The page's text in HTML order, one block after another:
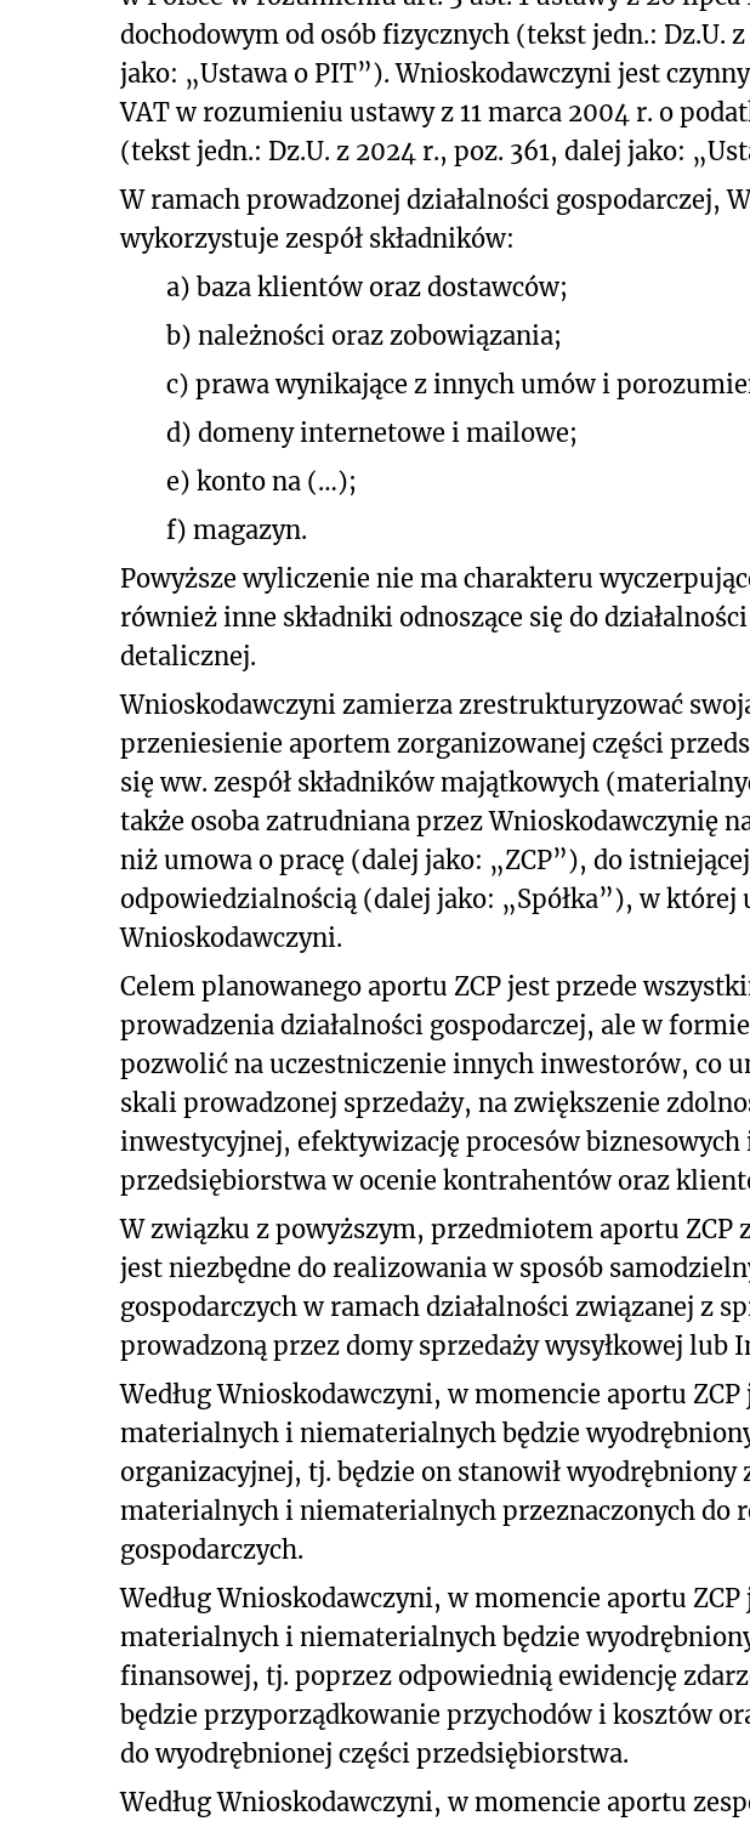
dochodowym od osób fizycznych (tekst jedn.: Dz.U.
jako: „Ustawa o PIT”). Wnioskodawczyni jest
VAT w rozumieniu ustawy z 11 marca 2004 r. o
(tekst jedn.: Dz.U. z 2024 r., poz. 361, dalej jako:
W ramach prowadzonej działalności gospodarczej,
wykorzystuje zespół składników:
a) baza klientów oraz dostawców;
b) należności oraz zobowiązania;
c) prawa wynikające z innych umów i
d) domeny internetowe i mailowe;
e) konto na (…);
f) magazyn.
Powyższe wyliczenie nie ma charakteru
również inne składniki odnoszące się do
detalicznej.
Wnioskodawczyni zamierza zrestrukturyzować
przeniesienie aportem zorganizowanej części
się ww. zespół składników majątkowych
także osoba zatrudniana przez Wnioskodawczynię
niż umowa o pracę (dalej jako: „ZCP”), do
odpowiedzialnością (dalej jako: „Spółka”), w której
Wnioskodawczyni.
Celem planowanego aportu ZCP jest przede
prowadzenia działalności gospodarczej, ale w
pozwolić na uczestniczenie innych inwestorów, co
skali prowadzonej sprzedaży, na zwiększenie
inwestycyjnej, efektywizację procesów
przedsiębiorstwa w ocenie kontrahentów oraz
W związku z powyższym, przedmiotem aportu ZCP
jest niezbędne do realizowania w sposób
gospodarczych w ramach działalności związanej z
prowadzoną przez domy sprzedaży wysyłkowej lub
Według Wnioskodawczyni, w momencie aportu ZCP
materialnych i niematerialnych będzie
organizacyjnej, tj. będzie on stanowił wyodrębniony
materialnych i niematerialnych przeznaczonych do
gospodarczych.
Według Wnioskodawczyni, w momencie aportu ZCP
materialnych i niematerialnych będzie
finansowej, tj. poprzez odpowiednią ewidencję
będzie przyporządkowanie przychodów i kosztów
do wyodrębnionej części przedsiębiorstwa.
Według Wnioskodawczyni, w momencie aportu